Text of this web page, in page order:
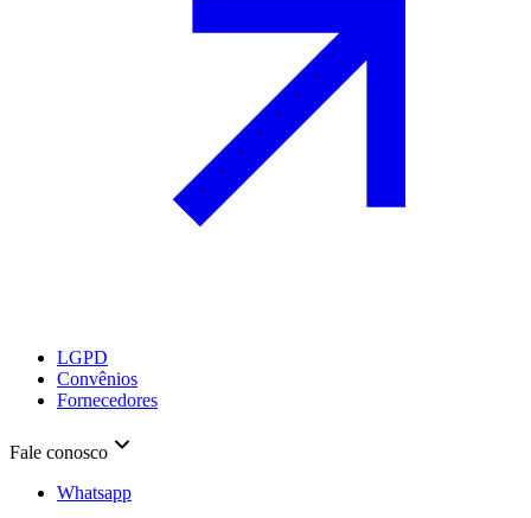
LGPD
Convênios
Fornecedores
Fale conosco
Whatsapp